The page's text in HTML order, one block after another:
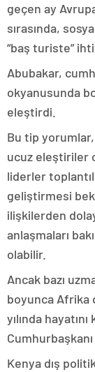
geçen ay
sırasında,
“baş turiste”
Abubakar,
okyanusunda
eleştirdi.
Bu tip
ucuz eleştiriler
liderler
geliştirmesi
ilişkilerden
anlaşmaları
olabilir.
Ancak bazı
boyunca Afrika
yılında
Kenya dış